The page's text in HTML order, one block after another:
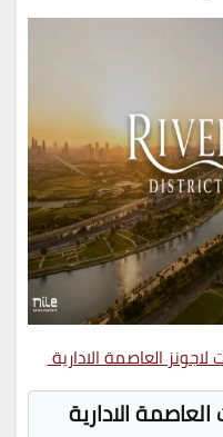
العاصمة الادارية
الادارية